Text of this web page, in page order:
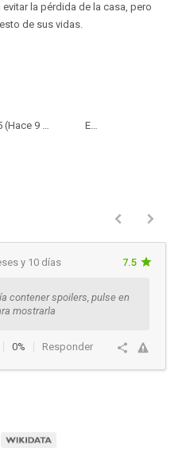
la pérdida de la casa, pero
de sus vidas.
y 21 días) Estreno
y 10 días 7.5
contener spoilers, pulse en
mostrarla
0% Responder